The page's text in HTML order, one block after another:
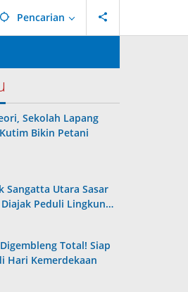
Pencarian
Sekolah Lapang
Bikin Petani
Sangatta Utara Sasar
Diajak Peduli Lingkun…
Total! Siap
Hari Kemerdekaan